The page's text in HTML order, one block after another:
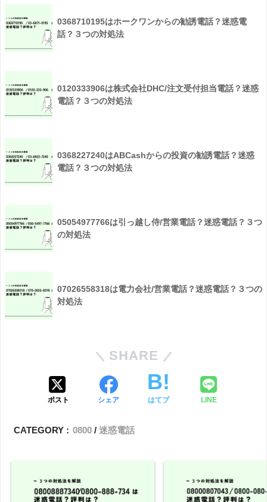
0368710195はホークワンからの勧誘電話？迷惑電
話？３つの対処法
0120333906は株式会社DHC/注文受付担当電話？迷惑
電話？３つの対処法
0368227240はABCashからの投資の勧誘電話？迷惑
電話？３つの対処法
05054977766は引っ越し侍/営業電話？迷惑電話？３つ
の対処法
07026558318は電力会社/営業電話？迷惑電話？３つの
対処法
SHARE
ポスト シェア はてブ LINE
CATEGORY : 0800 迷惑電話